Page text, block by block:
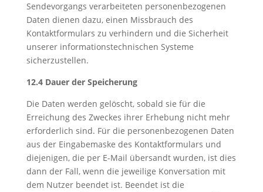
Sendevorgangs verarbeiteten personenbezogenen
Daten dienen dazu, einen Missbrauch des
Kontaktformulars zu verhindern und die Sicherheit
unserer informationstechnischen Systeme
sicherzustellen.
12.4 Dauer der Speicherung
Die Daten werden gelöscht, sobald sie für die
Erreichung des Zweckes ihrer Erhebung nicht mehr
erforderlich sind. Für die personenbezogenen Daten
aus der Eingabemaske des Kontaktformulars und
diejenigen, die per E-Mail übersandt wurden, ist dies
dann der Fall, wenn die jeweilige Konversation mit
dem Nutzer beendet ist. Beendet ist die